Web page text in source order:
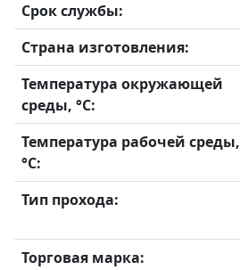
Срок службы:
Страна изготовления:
Температура окружающей
среды, °С:
Температура рабочей среды,
°С:
Тип прохода:
Торговая марка: